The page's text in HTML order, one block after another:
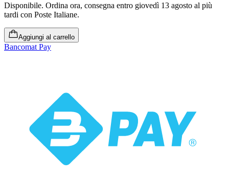
Disponibile. Ordina ora, consegna entro giovedì 13 agosto al più
tardi con Poste Italiane.
Aggiungi al carrello
Bancomat Pay